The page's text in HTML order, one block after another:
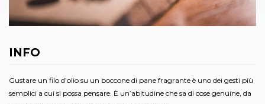
INFO
Gustare un filo d’olio su un boccone di pane fragrante è uno dei gesti più
semplici a cui si possa pensare. È un’abitudine che sa di cose genuine, da